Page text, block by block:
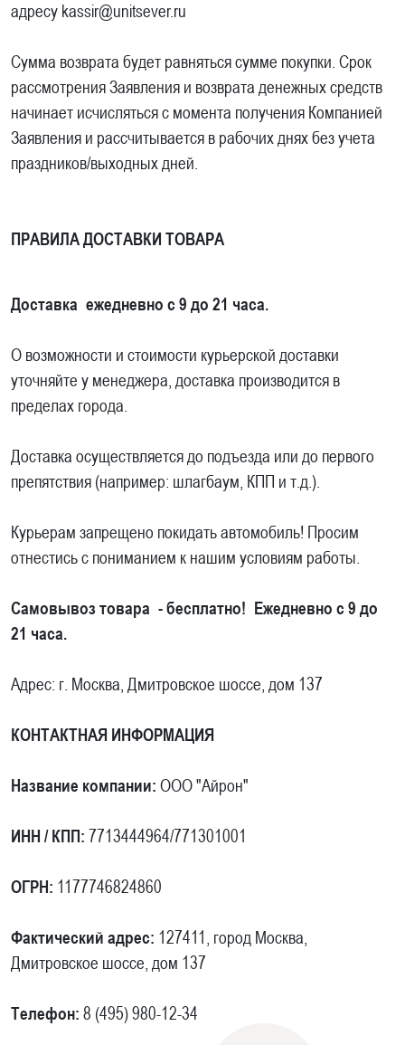
адресу kassir@unitsever.ru
Сумма возврата будет равняться сумме покупки. Срок
рассмотрения Заявления и возврата денежных средств
начинает исчисляться с момента получения Компанией
Заявления и рассчитывается в рабочих днях без учета
праздников/выходных дней.
ПРАВИЛА ДОСТАВКИ ТОВАРА​
Доставка ежедневно с 9 до 21 часа.
О возможности и стоимости курьерской доставки
уточняйте у менеджера, доставка производится в
пределах города.
Доставка осуществляется до подъезда или до первого
препятствия (например: шлагбаум, КПП и т.д.).
Курьерам запрещено покидать автомобиль! Просим
отнестись с пониманием к нашим условиям работы.
Самовывоз товара - бесплатно! Ежедневно с 9 до
21 часа.
Адрес: г. Москва, Дмитровское шоссе, дом 137
КОНТАКТНАЯ ИНФОРМАЦИЯ
Название компании: ООО "Айрон"
ИНН / КПП: 7713444964/771301001
ОГРН: 1177746824860
Фактический адрес: 127411, город Москва,
Дмитровское шоссе, дом 137
Телефон: 8 (495) 980-12-34